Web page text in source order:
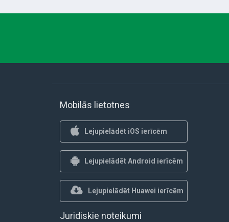
Mobilās lietotnes
Lejupielādēt iOS ierīcēm
Lejupielādēt Android ierīcēm
Lejupielādēt Huawei ierīcēm
Juridiskie noteikumi